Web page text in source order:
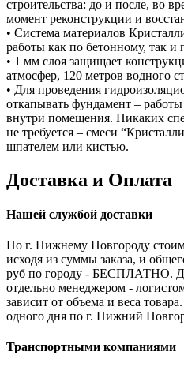
строительства: до и после, во
момент реконструкции и
• Система материалов
работы как по бетонному, так
• 1 мм слоя защищает
атмосфер, 120 метров водного
• Для проведения
откапывать фундамент –
внутри помещения. Никаких
не требуется – смеси
шпателем или кистью.
Доставка и Оплата
Нашей службой доставки
По г. Нижнему Новгороду
исходя из суммы заказа, и
руб по городу - БЕСПЛАТНО.
отдельно менеджером -
зависит от объема и веса
одного дня по г. Нижний
Транспортными компаниями